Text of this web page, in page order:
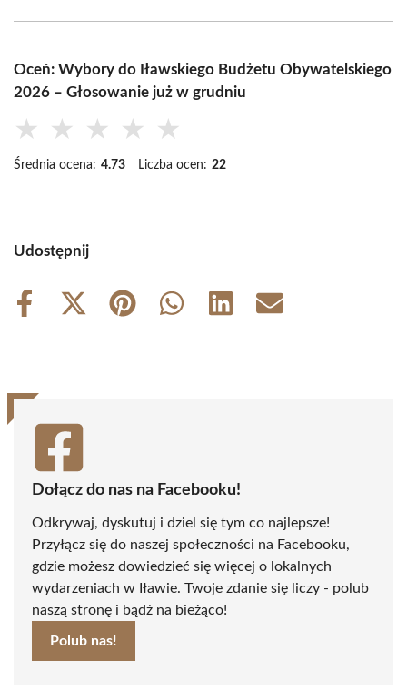
Oceń: Wybory do Iławskiego Budżetu Obywatelskiego
2026 – Głosowanie już w grudniu
★ ★ ★ ★ ★
Średnia ocena: 4.73 Liczba ocen: 22
Udostępnij
Share
Share
(Twitter)
Share
Share
Share
Share
Dołącz do nas na Facebooku!
Odkrywaj, dyskutuj i dziel się tym co najlepsze!
Przyłącz się do naszej społeczności na Facebooku,
gdzie możesz dowiedzieć się więcej o lokalnych
wydarzeniach w Iławie. Twoje zdanie się liczy - polub
naszą stronę i bądź na bieżąco!
Polub nas!